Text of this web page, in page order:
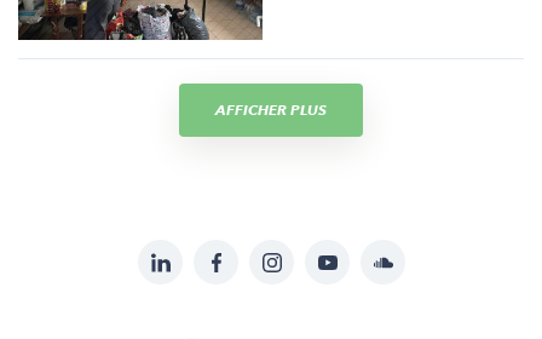
AFFICHER PLUS
LinkedInFacebookInstagramYouTubeSoundcloud